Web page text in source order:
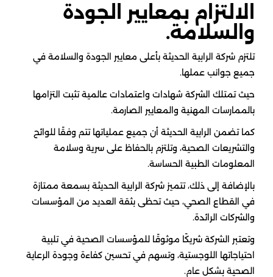
الالتزام بمعايير الجودة
والسلامة.
تلتزم شركة الرابية الحديثة بأعلى معايير الجودة والسلامة في
جميع جوانب عملها.
حيث تمتلك الشركة شهادات واعتمادات عالمية تثبت التزامها
بالممارسات المهنية والمعايير الصارمة.
كما تضمن الرابية الحديثة أن جميع عملياتها تتم وفقًا للوائح
والتشريعات الصحية، وتلتزم بالحفاظ على سرية وسلامة
المعلومات الطبية الحساسة.
بالإضافة إلى ذلك، تتميز شركة الرابية الحديثة بسمعة ممتازة
في القطاع الصحي، حيث تحظى بثقة العديد من المؤسسات
والشركات الرائدة.
وتعتبر الشركة شريكًا موثوقًا للمؤسسات الصحية في تلبية
احتياجاتها اللوجستية، وتسهم في تحسين كفاءة وجودة الرعاية
الصحية بشكل عام.